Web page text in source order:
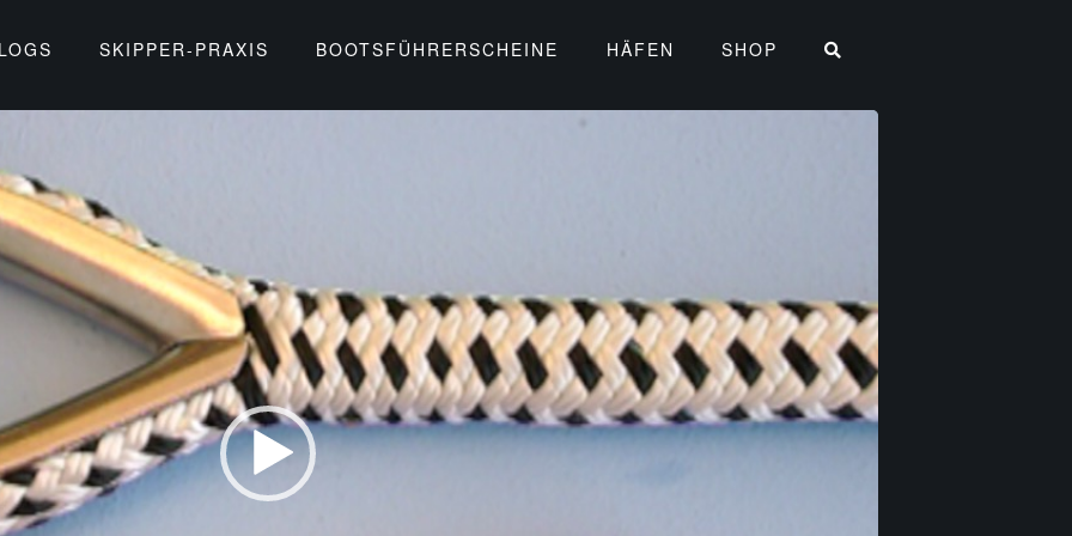
SKIPPER-PRAXIS BOOTSFÜHRERSCHEINE HÄFEN SHOP